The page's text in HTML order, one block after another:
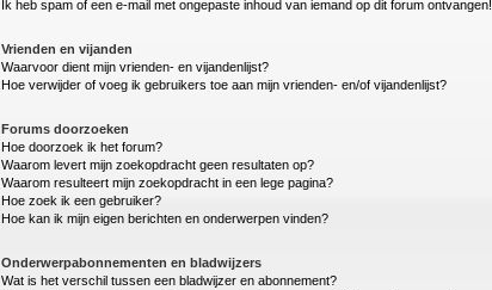
Ik heb spam of een e-mail met ongepaste inhoud van iemand op dit forum ontvangen!
Vrienden en vijanden
Waarvoor dient mijn vrienden- en vijandenlijst?
Hoe verwijder of voeg ik gebruikers toe aan mijn vrienden- en/of vijandenlijst?
Forums doorzoeken
Hoe doorzoek ik het forum?
Waarom levert mijn zoekopdracht geen resultaten op?
Waarom resulteert mijn zoekopdracht in een lege pagina?
Hoe zoek ik een gebruiker?
Hoe kan ik mijn eigen berichten en onderwerpen vinden?
Onderwerpabonnementen en bladwijzers
Wat is het verschil tussen een bladwijzer en abonnement?